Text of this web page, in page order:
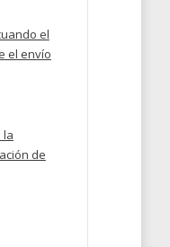
el
el envío
la
de